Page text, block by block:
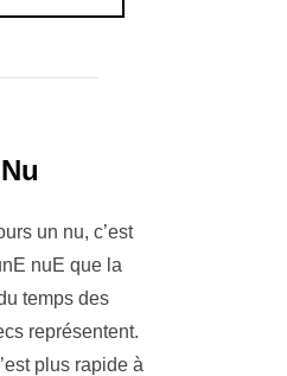
Nu
un nu, c’est
nuE que la
temps des
représentent.
plus rapide à